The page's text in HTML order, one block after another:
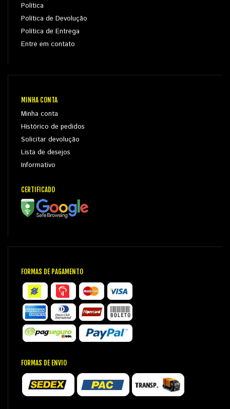
Política
Política de Devolução
Política de Entrega
Entre em contato
MINHA CONTA
Minha conta
Histórico de pedidos
Solicitar devolução
Lista de desejos
Informativo
CERTIFICADO
FORMAS DE PAGAMENTO
FORMAS DE ENVIO